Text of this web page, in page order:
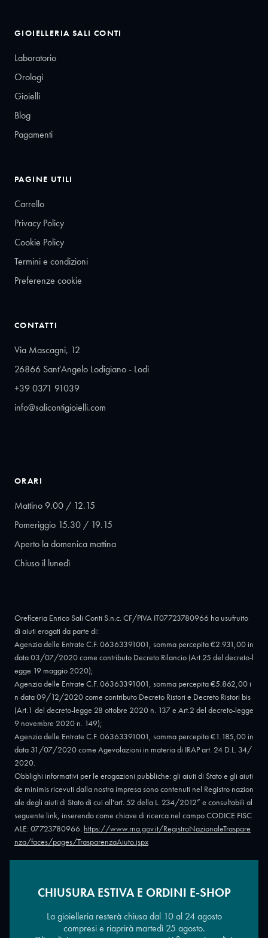
GIOIELLERIA SALI CONTI
Laboratorio
Orologi
Gioielli
Blog
Pagamenti
PAGINE UTILI
Carrello
Privacy Policy
Cookie Policy
Termini e condizioni
Preferenze cookie
CONTATTI
Via Mascagni, 12
26866 Sant'Angelo Lodigiano - Lodi
+39 0371 91039
info@salicontigioielli.com
ORARI
Mattino 9.00 / 12.15
Pomeriggio 15.30 / 19.15
Aperto la domenica mattina
Chiuso il lunedì
Oreficeria Enrico Sali Conti S.n.c. CF/PIVA IT07723780966 ha usufruito
di aiuti erogati da parte di:
Agenzia delle Entrate C.F. 06363391001, somma percepita €2.931,00 in
data 03/07/2020 come contributo Decreto Rilancio (Art.25 del decreto-l
egge 19 maggio 2020);
Agenzia delle Entrate C.F. 06363391001, somma percepita €5.862,00 i
n data 09/12/2020 come contributo Decreto Ristori e Decreto Ristori bis
(Art.1 del decreto-legge 28 ottobre 2020 n. 137 e Art.2 del decreto-legge
9 novembre 2020 n. 149);
Agenzia delle Entrate C.F. 06363391001, somma percepita €1.185,00 in
data 31/07/2020 come Agevolazioni in materia di IRAP art. 24 D.L. 34/
2020.
Obblighi informativi per le erogazioni pubbliche: gli aiuti di Stato e gli aiuti
de minimis ricevuti dalla nostra impresa sono contenuti nel Registro nazion
ale degli aiuti di Stato di cui all'art. 52 della L. 234/2012” e consultabili al
seguente link, inserendo come chiave di ricerca nel campo CODICE FISC
ALE: 07723780966. https://www.rna.gov.it/RegistroNazionaleTraspare
nza/faces/pages/TrasparenzaAiuto.jspx
Copyright © 2026 - Oreficeria Enrico Sali Conti e C. snc - Partita IVA
CHIUSURA ESTIVA E ORDINI E-SHOP
La gioielleria resterà chiusa dal 10 al 24 agosto
compresi e riaprirà martedì 25 agosto.